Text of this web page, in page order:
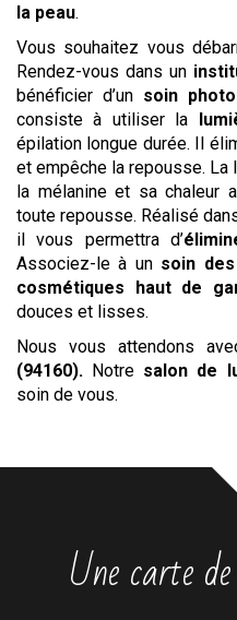
la peau.
Vous souhaitez vous
Rendez-vous dans un
bénéficier d’un soin
consiste à utiliser la
épilation longue durée. Il
et empêche la repousse.
la mélanine et sa chaleur
toute repousse. Réalisé
il vous permettra d’
Associez-le à un soin
cosmétiques haut de
douces et lisses.
Nous vous attendons
(94160). Notre salon de
soin de vous.
Une carte